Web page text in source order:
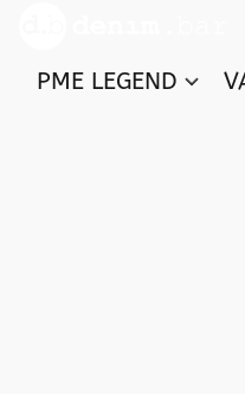
PME LEGEND